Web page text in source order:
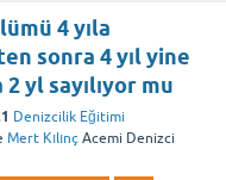
4 yıla
sonra 4 yıl yine
yl sayılıyor mu
Denizcilik Eğitimi
Mert Kılınç Acemi Denizci